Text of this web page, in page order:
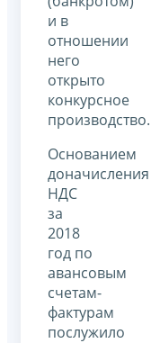
и в
отношении
него
открыто
конкурсное
производство.
Основанием
доначисления
НДС
за
2018
год по
авансовым
счетам-
фактурам
послужило